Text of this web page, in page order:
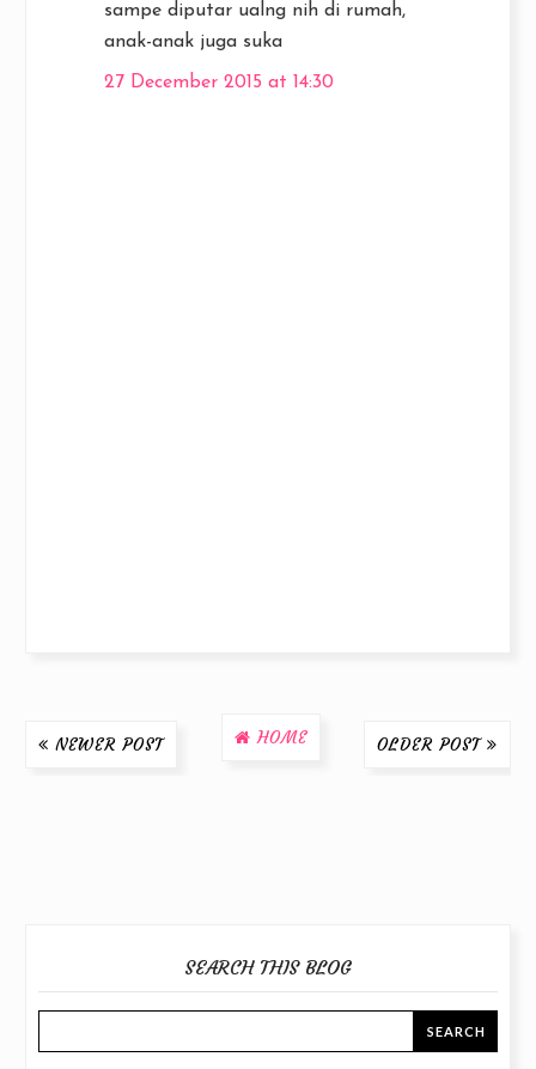
sampe diputar ualng nih di rumah,
anak-anak juga suka
27 December 2015 at 14:30
NEWER POST OLDER POST
HOME
SEARCH THIS BLOG